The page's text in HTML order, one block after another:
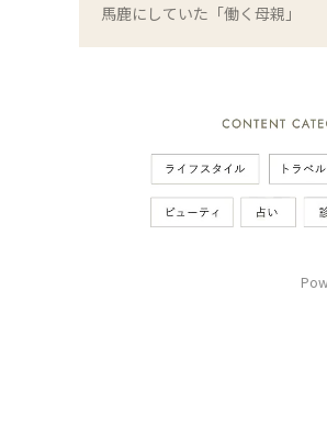
馬鹿にしていた「働く母親」